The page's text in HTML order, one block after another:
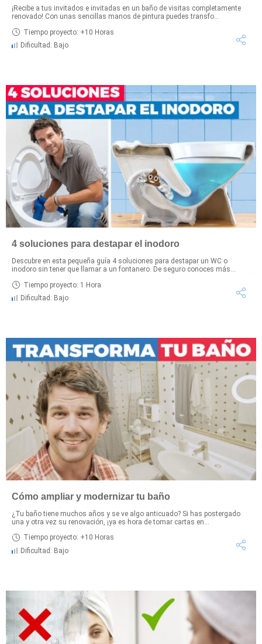
¡Recibe a tus invitados e invitadas en un baño de visitas completamente
renovado! Con unas sencillas manos de pintura puedes transfo...
Tiempo proyecto: +10 Horas
Dificultad: Bajo
4 soluciones para destapar el inodoro
Descubre en esta pequeña guía 4 soluciones para destapar un WC o
inodoro sin tener que llamar a un fontanero. De seguro conoces más...
Tiempo proyecto: 1 Hora
Dificultad: Bajo
Cómo ampliar y modernizar tu baño
¿Tu baño tiene muchos años y se ve algo anticuado? Si has postergado
una y otra vez su renovación, ¡ya es hora de tomar cartas en...
Tiempo proyecto: +10 Horas
Dificultad: Bajo